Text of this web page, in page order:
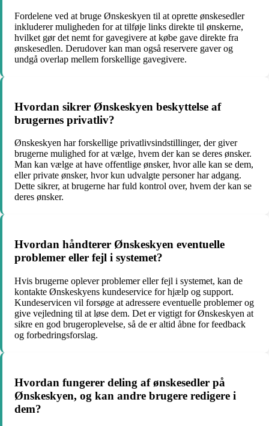
Fordelene ved at bruge Ønskeskyen til at oprette ønskesedler
inkluderer muligheden for at tilføje links direkte til ønskerne,
hvilket gør det nemt for gavegivere at købe gave direkte fra
ønskesedlen. Derudover kan man også reservere gaver og
undgå overlap mellem forskellige gavegivere.
Hvordan sikrer Ønskeskyen beskyttelse af
brugernes privatliv?
Ønskeskyen har forskellige privatlivsindstillinger, der giver
brugerne mulighed for at vælge, hvem der kan se deres ønsker.
Man kan vælge at have offentlige ønsker, hvor alle kan se dem,
eller private ønsker, hvor kun udvalgte personer har adgang.
Dette sikrer, at brugerne har fuld kontrol over, hvem der kan se
deres ønsker.
Hvordan håndterer Ønskeskyen eventuelle
problemer eller fejl i systemet?
Hvis brugerne oplever problemer eller fejl i systemet, kan de
kontakte Ønskeskyens kundeservice for hjælp og support.
Kundeservicen vil forsøge at adressere eventuelle problemer og
give vejledning til at løse dem. Det er vigtigt for Ønskeskyen at
sikre en god brugeroplevelse, så de er altid åbne for feedback
og forbedringsforslag.
Hvordan fungerer deling af ønskesedler på
Ønskeskyen, og kan andre brugere redigere i
dem?